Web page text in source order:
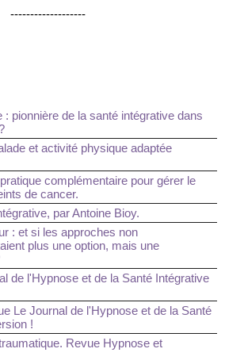
-------------------
: pionnière de la santé intégrative dans
et activité physique adaptée
complémentaire pour gérer le
de cancer.
par Antoine Bioy.
: et si les approches non
plus une option, mais une
de l'Hypnose et de la Santé Intégrative
Le Journal de l'Hypnose et de la Santé
!
Revue Hypnose et